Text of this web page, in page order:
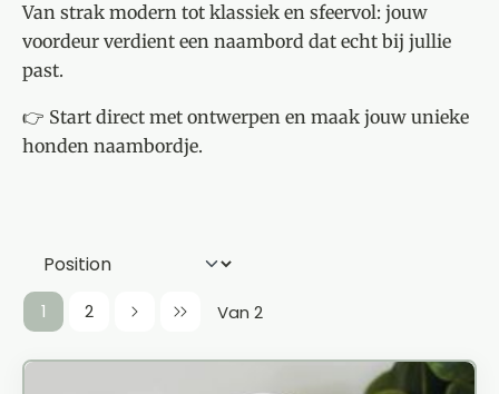
Van strak modern tot klassiek en sfeervol: jouw
voordeur verdient een naambord dat echt bij jullie
past.
👉 Start direct met ontwerpen en maak jouw unieke
honden naambordje.
1 2 Van 2